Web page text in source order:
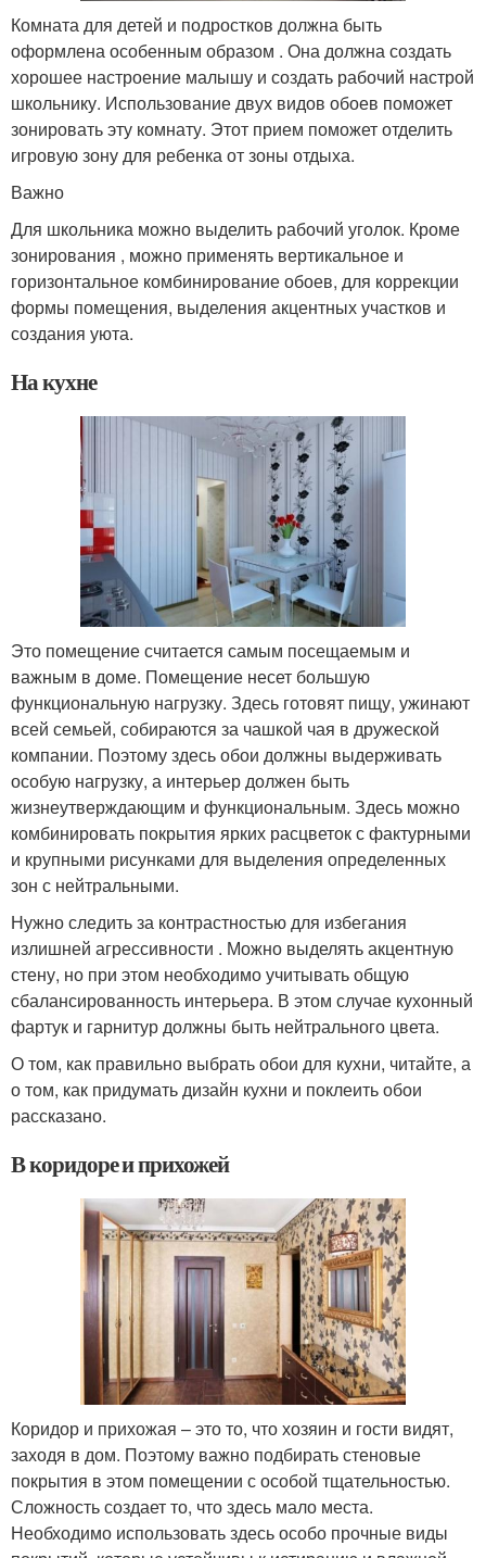
Комната для детей и подростков должна быть
оформлена особенным образом . Она должна создать
хорошее настроение малышу и создать рабочий настрой
школьнику. Использование двух видов обоев поможет
зонировать эту комнату. Этот прием поможет отделить
игровую зону для ребенка от зоны отдыха.
Важно
Для школьника можно выделить рабочий уголок. Кроме
зонирования , можно применять вертикальное и
горизонтальное комбинирование обоев, для коррекции
формы помещения, выделения акцентных участков и
создания уюта.
На кухне
Это помещение считается самым посещаемым и
важным в доме. Помещение несет большую
функциональную нагрузку. Здесь готовят пищу, ужинают
всей семьей, собираются за чашкой чая в дружеской
компании. Поэтому здесь обои должны выдерживать
особую нагрузку, а интерьер должен быть
жизнеутверждающим и функциональным. Здесь можно
комбинировать покрытия ярких расцветок с фактурными
и крупными рисунками для выделения определенных
зон с нейтральными.
Нужно следить за контрастностью для избегания
излишней агрессивности . Можно выделять акцентную
стену, но при этом необходимо учитывать общую
сбалансированность интерьера. В этом случае кухонный
фартук и гарнитур должны быть нейтрального цвета.
О том, как правильно выбрать обои для кухни, читайте, а
о том, как придумать дизайн кухни и поклеить обои
рассказано.
В коридоре и прихожей
Коридор и прихожая – это то, что хозяин и гости видят,
заходя в дом. Поэтому важно подбирать стеновые
покрытия в этом помещении с особой тщательностью.
Сложность создает то, что здесь мало места.
Необходимо использовать здесь особо прочные виды